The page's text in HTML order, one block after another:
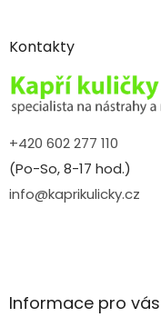
aKontakty
+420 602 277 110
(Po-So, 8-17 hod.)
info@kaprikulicky.cz
Informace pro vás